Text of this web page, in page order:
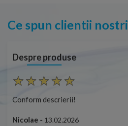
Ce spun clientii nostri
Despre produse
Conform descrierii!
Nicolae - 13.02.2026